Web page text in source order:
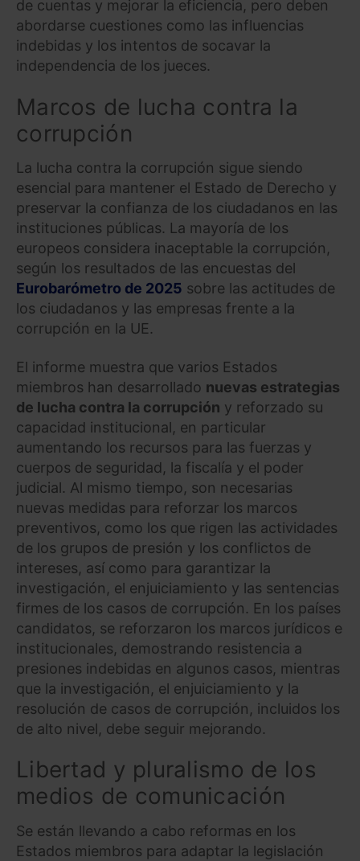
de cuentas y mejorar la eficiencia, pero deben
abordarse cuestiones como las influencias
indebidas y los intentos de socavar la
independencia de los jueces.
Marcos de lucha contra la
corrupción
La lucha contra la corrupción sigue siendo
esencial para mantener el Estado de Derecho y
preservar la confianza de los ciudadanos en las
instituciones públicas. La mayoría de los
europeos considera inaceptable la corrupción,
según los resultados de las encuestas del
Eurobarómetro de 2025 sobre las actitudes de
los ciudadanos y las empresas frente a la
corrupción en la UE.
El informe muestra que varios Estados
miembros han desarrollado nuevas estrategias
de lucha contra la corrupción y reforzado su
capacidad institucional, en particular
aumentando los recursos para las fuerzas y
cuerpos de seguridad, la fiscalía y el poder
judicial. Al mismo tiempo, son necesarias
nuevas medidas para reforzar los marcos
preventivos, como los que rigen las actividades
de los grupos de presión y los conflictos de
intereses, así como para garantizar la
investigación, el enjuiciamiento y las sentencias
firmes de los casos de corrupción. En los países
candidatos, se reforzaron los marcos jurídicos e
institucionales, demostrando resistencia a
presiones indebidas en algunos casos, mientras
que la investigación, el enjuiciamiento y la
resolución de casos de corrupción, incluidos los
de alto nivel, debe seguir mejorando.
Libertad y pluralismo de los
medios de comunicación
Se están llevando a cabo reformas en los
Estados miembros para adaptar la legislación